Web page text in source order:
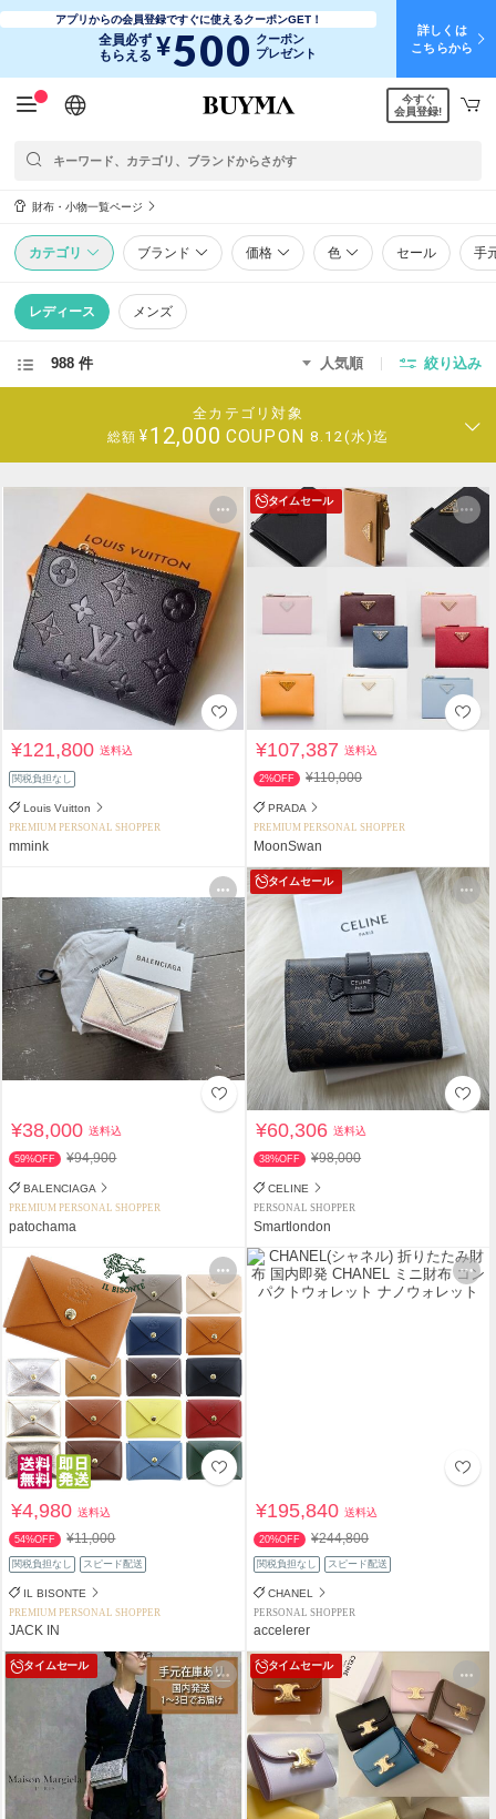
アプリからの会員登録ですぐに使えるクーポンGET！
全員必ず
もらえる ¥500 クーポン
プレゼント
詳しくは
こちらから
日本語
English
简体中文
繁體中文
今すぐ
会員登録!
財布・小物一覧ページ
カテゴリ ブランド 価格 色 セール 手
レディース メンズ
988 件 人気順 絞り込み
全カテゴリ対象
総額 ¥12,000 COUPON 8.12(水)迄
¥121,800送料込
関税負担なし
Louis Vuitton
PREMIUM PERSONAL SHOPPER
mmink
タイムセール
¥107,387送料込
2%OFF ¥110,000
PRADA
PREMIUM PERSONAL SHOPPER
MoonSwan
¥38,000送料込
59%OFF ¥94,900
BALENCIAGA
PREMIUM PERSONAL SHOPPER
patochama
タイムセール
¥60,306送料込
38%OFF ¥98,000
CELINE
PERSONAL SHOPPER
Smartlondon
¥4,980送料込
54%OFF ¥11,000
関税負担なし スピード配送
IL BISONTE
PREMIUM PERSONAL SHOPPER
JACK IN
¥195,840送料込
20%OFF ¥244,800
関税負担なし スピード配送
CHANEL
PERSONAL SHOPPER
accelerer
タイムセール タイムセール